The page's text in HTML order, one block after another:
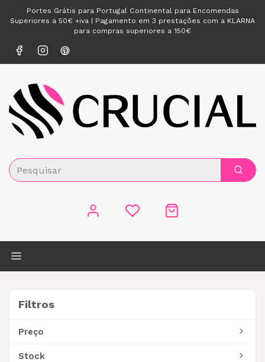
Portes Grátis para Portugal Continental para Encomendas
Superiores a 50€ +iva | Pagamento em 3 prestações com a KLARNA
para compras superiores a 150€
Alternar
Filtros
Preço
Stock